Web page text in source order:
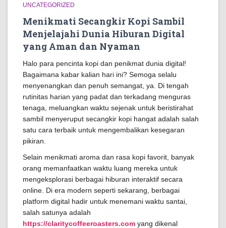
UNCATEGORIZED
Menikmati Secangkir Kopi Sambil
Menjelajahi Dunia Hiburan Digital
yang Aman dan Nyaman
Halo para pencinta kopi dan penikmat dunia digital!
Bagaimana kabar kalian hari ini? Semoga selalu
menyenangkan dan penuh semangat, ya. Di tengah
rutinitas harian yang padat dan terkadang menguras
tenaga, meluangkan waktu sejenak untuk beristirahat
sambil menyeruput secangkir kopi hangat adalah salah
satu cara terbaik untuk mengembalikan kesegaran
pikiran.
Selain menikmati aroma dan rasa kopi favorit, banyak
orang memanfaatkan waktu luang mereka untuk
mengeksplorasi berbagai hiburan interaktif secara
online. Di era modern seperti sekarang, berbagai
platform digital hadir untuk menemani waktu santai,
salah satunya adalah
https://claritycoffeeroasters.com yang dikenal